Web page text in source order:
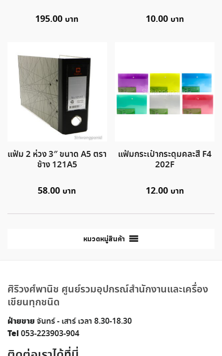
195.00 10.00
แฟ้ม 2 ห่วง 3″ ขนาด A5 ตรา
ช้าง 121A5
58.00
แฟ้มกระเป๋ากระดุมคละสี F4
202F
12.00
หมวดหมู่สินค้า
ศิริวงศ์พานิช ศูนย์รวมอุปกรณ์สำนักงานและเครื่อง
เขียนทุกชนิด
ฝ่ายขายจันทร์ - เสาร์ เวลา 8.30-18.30
Tel053-223903-904